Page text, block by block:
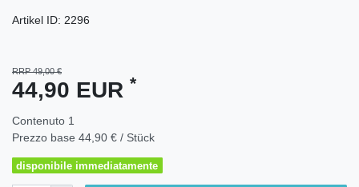
Artikel ID: 2296
RRP 49,00 €
44,90 EUR *
Contenuto 1
Prezzo base 44,90 € / Stück
disponibile immediatamente